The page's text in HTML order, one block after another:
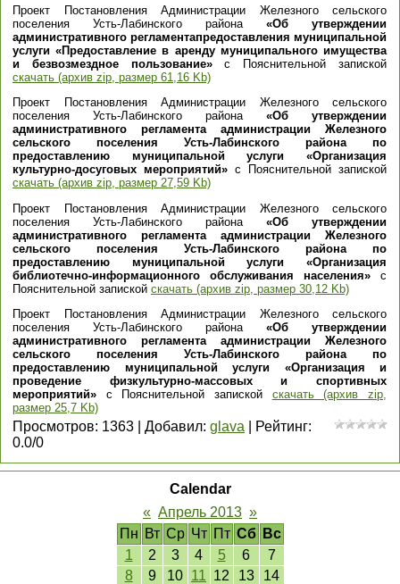
Проект Постановления Администрации Железного сельского
поселения Усть-Лабинского района «Об утверждении
административного регламентапредоставления муниципальной
услуги «Предоставление в аренду муниципального имущества
и безвозмездное пользование»с Пояснительной запиской
скачать (архив zip, размер 61,16 Kb)
Проект Постановления Администрации Железного сельского
поселения Усть-Лабинского района «Об утверждении
административного регламента администрации Железного
сельского поселения Усть-Лабинского района по
предоставлению муниципальной услуги «Организация
культурно-досуговых мероприятий» с Пояснительной запиской
скачать (архив zip, размер 27,59 Kb)
Проект Постановления Администрации Железного сельского
поселения Усть-Лабинского района «Об утверждении
административного регламента администрации Железного
сельского поселения Усть-Лабинского района по
предоставлению муниципальной услуги «Организация
библиотечно-информационного обслуживания населения» с
Пояснительной запиской скачать (архив zip, размер 30,12 Kb)
Проект Постановления Администрации Железного сельского
поселения Усть-Лабинского района «Об утверждении
административного регламента администрации Железного
сельского поселения Усть-Лабинского района по
предоставлению муниципальной услуги «Организация и
проведение физкультурно-массовых и спортивных
мероприятий» с Пояснительной запиской скачать (архив zip,
размер 25,7 Kb)
Просмотров: 1363 Добавил: glava Рейтинг:
0.0/0
Calendar
« Апрель 2013 »
Пн Вт Ср Чт Пт Сб
Вс
1
2 3 4 5 6
7
8
9 10 11 12 13 14